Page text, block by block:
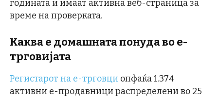
годината и имаат активна веб-страница за
време на проверката.
Каква е домашната понуда во е-
трговијата
Регистарот на е-трговци опфаќа 1.374
активни е-продавници распределени во 25